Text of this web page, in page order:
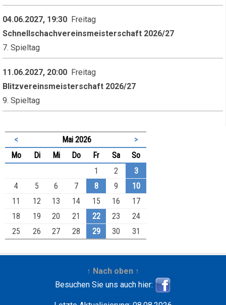
04.06.2027, 19:30 Freitag
Schnellschachvereinsmeisterschaft 2026/27
7. Spieltag
11.06.2027, 20:00 Freitag
Blitzvereinsmeisterschaft 2026/27
9. Spieltag
< Mai 2026
>
Montag Dienstag
Mittwoch
Donnerstag
FreitagSamstag
Sonntag
1
2
3
4
5 6 7 8 9
10
11
12 13 14 15 16
17
18
19 20 21 22 23
24
25
26 27 28 29 30 31
↑ Nach oben ↑
Besuchen Sie uns auch hier: